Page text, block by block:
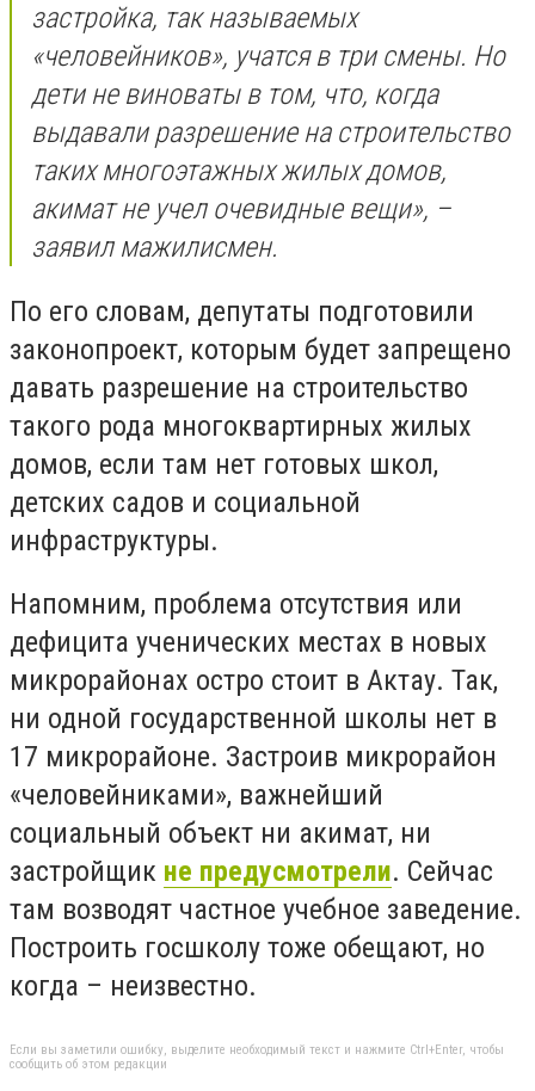
застройка, так называемых
«человейников», учатся в три смены. Но
дети не виноваты в том, что, когда
выдавали разрешение на строительство
таких многоэтажных жилых домов,
акимат не учел очевидные вещи», –
заявил мажилисмен.
По его словам, депутаты подготовили
законопроект, которым будет запрещено
давать разрешение на строительство
такого рода многоквартирных жилых
домов, если там нет готовых школ,
детских садов и социальной
инфраструктуры.
Напомним, проблема отсутствия или
дефицита ученических местах в новых
микрорайонах остро стоит в Актау. Так,
ни одной государственной школы нет в
17 микрорайоне. Застроив микрорайон
«человейниками», важнейший
социальный объект ни акимат, ни
застройщик не предусмотрели. Сейчас
там возводят частное учебное заведение.
Построить госшколу тоже обещают, но
когда – неизвестно.
Если вы заметили ошибку, выделите необходимый текст и нажмите Ctrl+Enter, чтобы
сообщить об этом редакции